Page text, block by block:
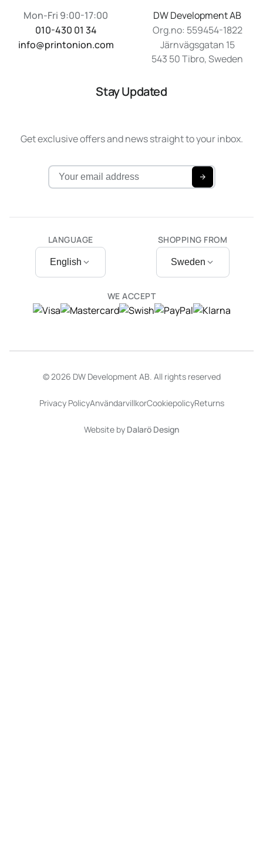
Mon-Fri 9:00-17:00
010-430 01 34
info@printonion.com
DW Development AB
Org.no: 559454-1822
Järnvägsgatan 15
543 50 Tibro, Sweden
Stay Updated
Get exclusive offers and news straight to your inbox.
LANGUAGE
English
WE ACCEPT
SHOPPING FROM
Sweden
© 2026 DW Development AB. All rights reserved
Privacy PolicyAnvändarvillkorCookiepolicyReturns
Website by Dalarö Design